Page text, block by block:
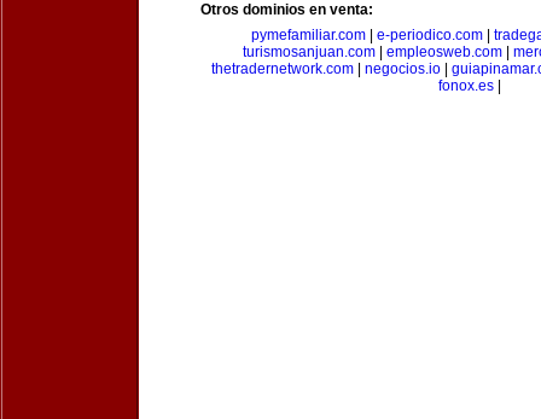
Otros dominios en venta:
pymefamiliar.com| e-periodico.com|
turismosanjuan.com| empleosweb.com|
thetradernetwork.com
negocios.io
fonox.es